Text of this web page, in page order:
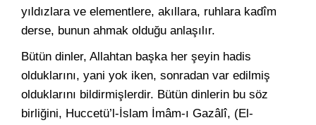
yıldızlara ve elementlere, akıllara, ruhlara kadîm
derse, bunun ahmak olduğu anlaşılır.
Bütün dinler, Allahtan başka her şeyin hadis
olduklarını, yani yok iken, sonradan var edilmiş
olduklarını bildirmişlerdir. Bütün dinlerin bu söz
birliğini, Huccetü’l-İslam İmâm-ı Gazâlî, (El-